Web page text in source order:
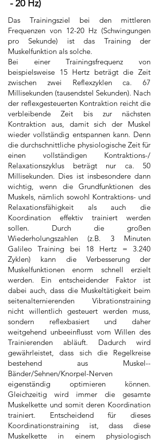
Freiwillige Kontraktion und Entspannung
-­ 20 Hz)
Das Trainingsziel bei den mittleren
Frequenzen von 12-­20 Hz (Schwingungen
pro Sekunde) ist das Training der
Muskelfunktion als solche.
Bei einer Trainingsfrequenz von
beispielsweise 15 Hertz beträgt die Zeit
zwischen zwei Reflexzyklen ca. 67
Millisekunden (tausendstel Sekunden). Nach
der reflexgesteuerten Kontraktion reicht die
verbleibende Zeit bis zur nächsten
Kontraktion aus, damit sich der Muskel
wieder vollständig entspannen kann. Denn
die durchschnittliche physiologische Zeit für
einen vollständigen Kontraktions-­/
Relaxationszyklus beträgt nur ca. 50
Millisekunden. Dies ist insbesondere dann
wichtig, wenn die Grundfunktionen des
Muskels, nämlich sowohl Kontraktions-­ und
Relaxationsfähigkeit als auch die
Koordination effektiv trainiert werden
sollen. Durch die großen
Wiederholungszahlen (z.B. 3 Minuten
Galileo Training bei 18 Hertz = 3.240
Zyklen) kann die Verbesserung der
Muskelfunktionen enorm schnell erzielt
werden. Ein entscheidender Faktor ist
dabei auch, dass die Muskeltätigkeit beim
seitenalternierenden Vibrationstraining
nicht willentlich gesteuert werden muss,
sondern reflexbasiert und daher
weitgehend unbeeinflusst vom Willen des
Trainierenden abläuft. Dadurch wird
gewährleistet, dass sich die Regelkreise
bestehend aus Muskel-­
Bänder/Sehnen/Knorpel-­Nerven
eigenständig optimieren können.
Gleichzeitig wird immer die gesamte
Muskelkette und somit deren Koordination
trainiert. Entscheidend für dieses
Koordinationstraining ist, dass diese
Muskelkette in einem physiologisch